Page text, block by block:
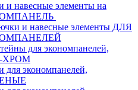
и навесные элементы на
и навесные элементы ДЛЯ
для экономпанелей,
ХРОМ
для экономпанелей,